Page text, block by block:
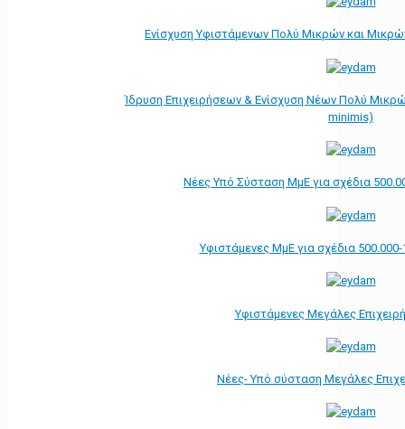
Ενίσχυση Υφιστάμενων Πολύ Μικρών και
Ίδρυση Επιχειρήσεων & Ενίσχυση Νέων Πολύ
minimis)
Νέες Υπό Σύσταση ΜμΕ για σχέδια
Υφιστάμενες ΜμΕ για σχέδια
Υφιστάμενες Μεγάλες
Νέες- Υπό σύσταση Μεγάλες